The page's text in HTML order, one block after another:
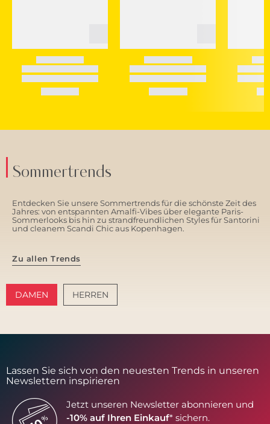
Sommertrends
Entdecken Sie unsere Sommertrends für die schönste Zeit des
Jahres: von entspannten Amalfi-Vibes über elegante Paris-
Sommerlooks bis hin zu strandfreundlichen Styles für Santorini
und cleanem Scandi Chic aus Kopenhagen.
Zu allen Trends
DAMEN HERREN
Lassen Sie sich von den neuesten Trends in unseren
Newslettern inspirieren
Jetzt unseren Newsletter abonnieren und
-10% auf Ihren Einkauf* sichern.